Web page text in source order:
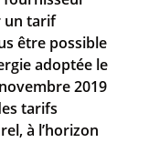
un tarif
être possible
adoptée le
2019
tarifs
à l’horizon